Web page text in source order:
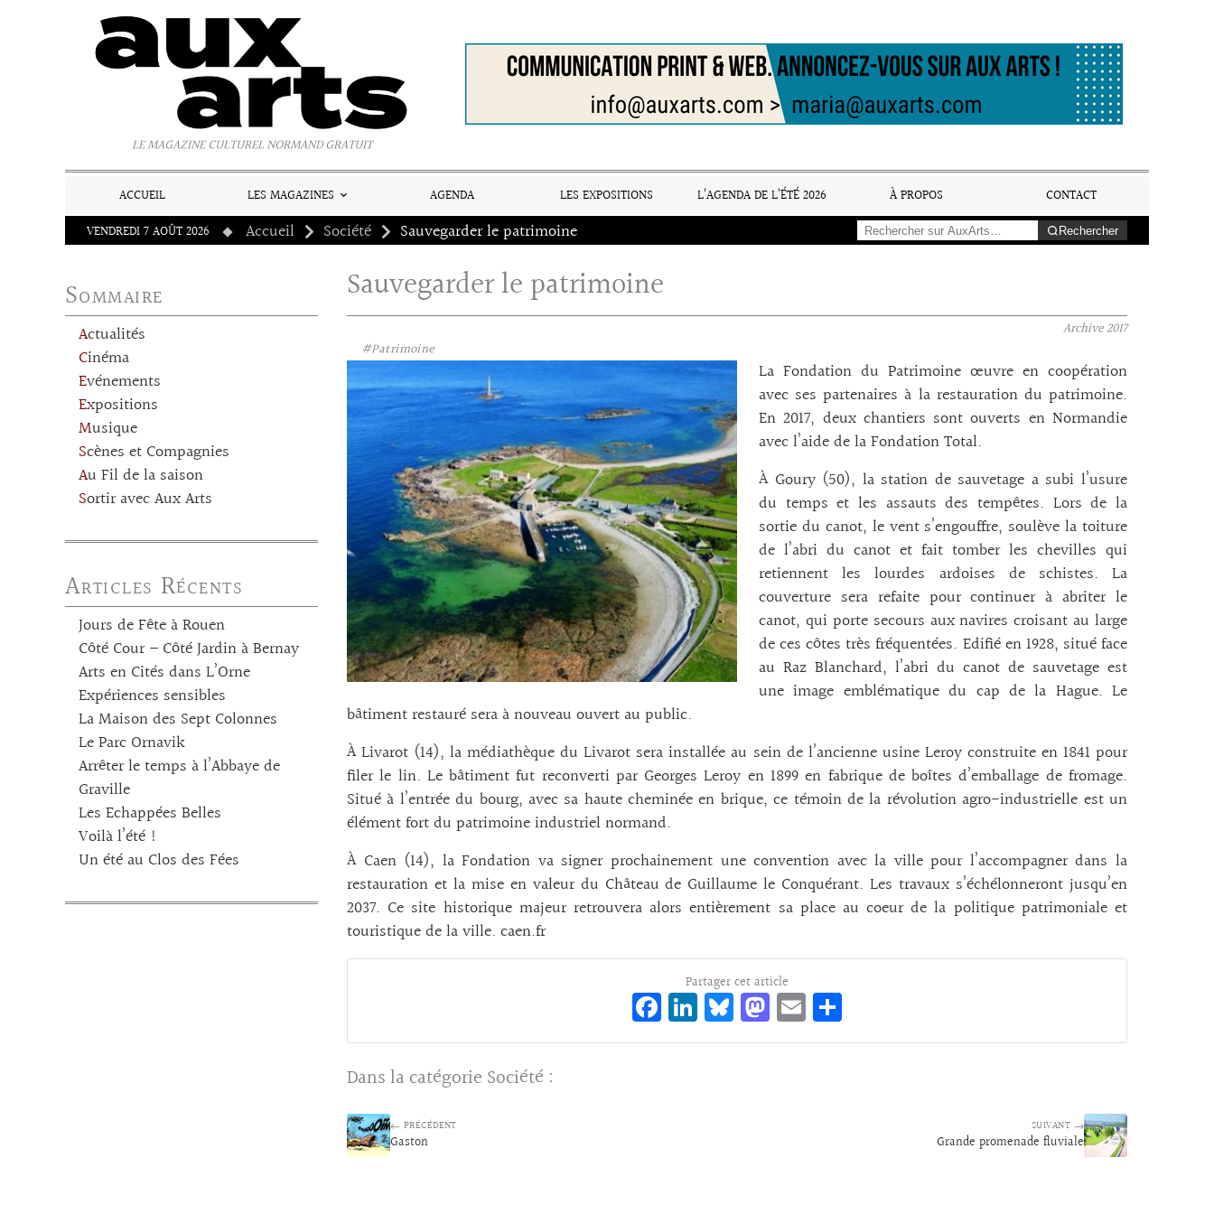
LE MAGAZINE CULTUREL NORMAND GRATUIT
ACCUEIL LES MAGAZINES AGENDA LES EXPOSITIONS L’AGENDA DE L’ÉTÉ 2026 À PROPOS
CONTACT
VENDREDI 7 AOÛT 2026
Accueil Société Sauvegarder le patrimoine Rechercher
Sommaire
Actualités
Cinéma
Evénements
Expositions
Musique
Scènes et Compagnies
Au Fil de la saison
Sortir avec Aux Arts
Articles Récents
Jours de Fête à Rouen
Côté Cour – Côté Jardin à Bernay
Arts en Cités dans L’Orne
Expériences sensibles
La Maison des Sept Colonnes
Le Parc Ornavik
Arrêter le temps à l’Abbaye de
Graville
Les Echappées Belles
Voilà l’été !
Un été au Clos des Fées
Sauvegarder le patrimoine
Archive2017
#Patrimoine
La Fondation du Patrimoine œuvre en coopération
avec ses partenaires à la restauration du patrimoine.
En 2017, deux chantiers sont ouverts en Normandie
avec l’aide de la Fondation Total.
À Goury (50), la station de sauvetage a subi l’usure
du temps et les assauts des tempêtes. Lors de la
sortie du canot, le vent s’engouffre, soulève la toiture
de l’abri du canot et fait tomber les chevilles qui
retiennent les lourdes ardoises de schistes. La
couverture sera refaite pour continuer à abriter le
canot, qui porte secours aux navires croisant au large
de ces côtes très fréquentées. Edifié en 1928, situé face
au Raz Blanchard, l’abri du canot de sauvetage est
une image emblématique du cap de la Hague. Le
bâtiment restauré sera à nouveau ouvert au public.
À Livarot (14), la médiathèque du Livarot sera installée au sein de l’ancienne usine Leroy construite en 1841 pour
filer le lin. Le bâtiment fut reconverti par Georges Leroy en 1899 en fabrique de boîtes d’emballage de fromage.
Situé à l’entrée du bourg, avec sa haute cheminée en brique, ce témoin de la révolution agro-industrielle est un
élément fort du patrimoine industriel normand.
À Caen (14), la Fondation va signer prochainement une convention avec la ville pour l’accompagner dans la
restauration et la mise en valeur du Château de Guillaume le Conquérant. Les travaux s’échélonneront jusqu’en
2037. Ce site historique majeur retrouvera alors entièrement sa place au coeur de la politique patrimoniale et
touristique de la ville. caen.fr
Partager cet article
Fa
ce
Li
n
Bl
ue
M
as
E
m rt
Dans la catégorie Société :
← PRÉCÉDENT
Gaston
SUIVANT →
Grande promenade fluviale
Panneau de gestion des cookies